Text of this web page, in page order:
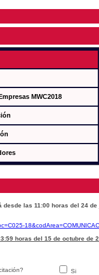
MWC2018
desde las 11:00 horas del 24
horas del 15 de octubre de
Si